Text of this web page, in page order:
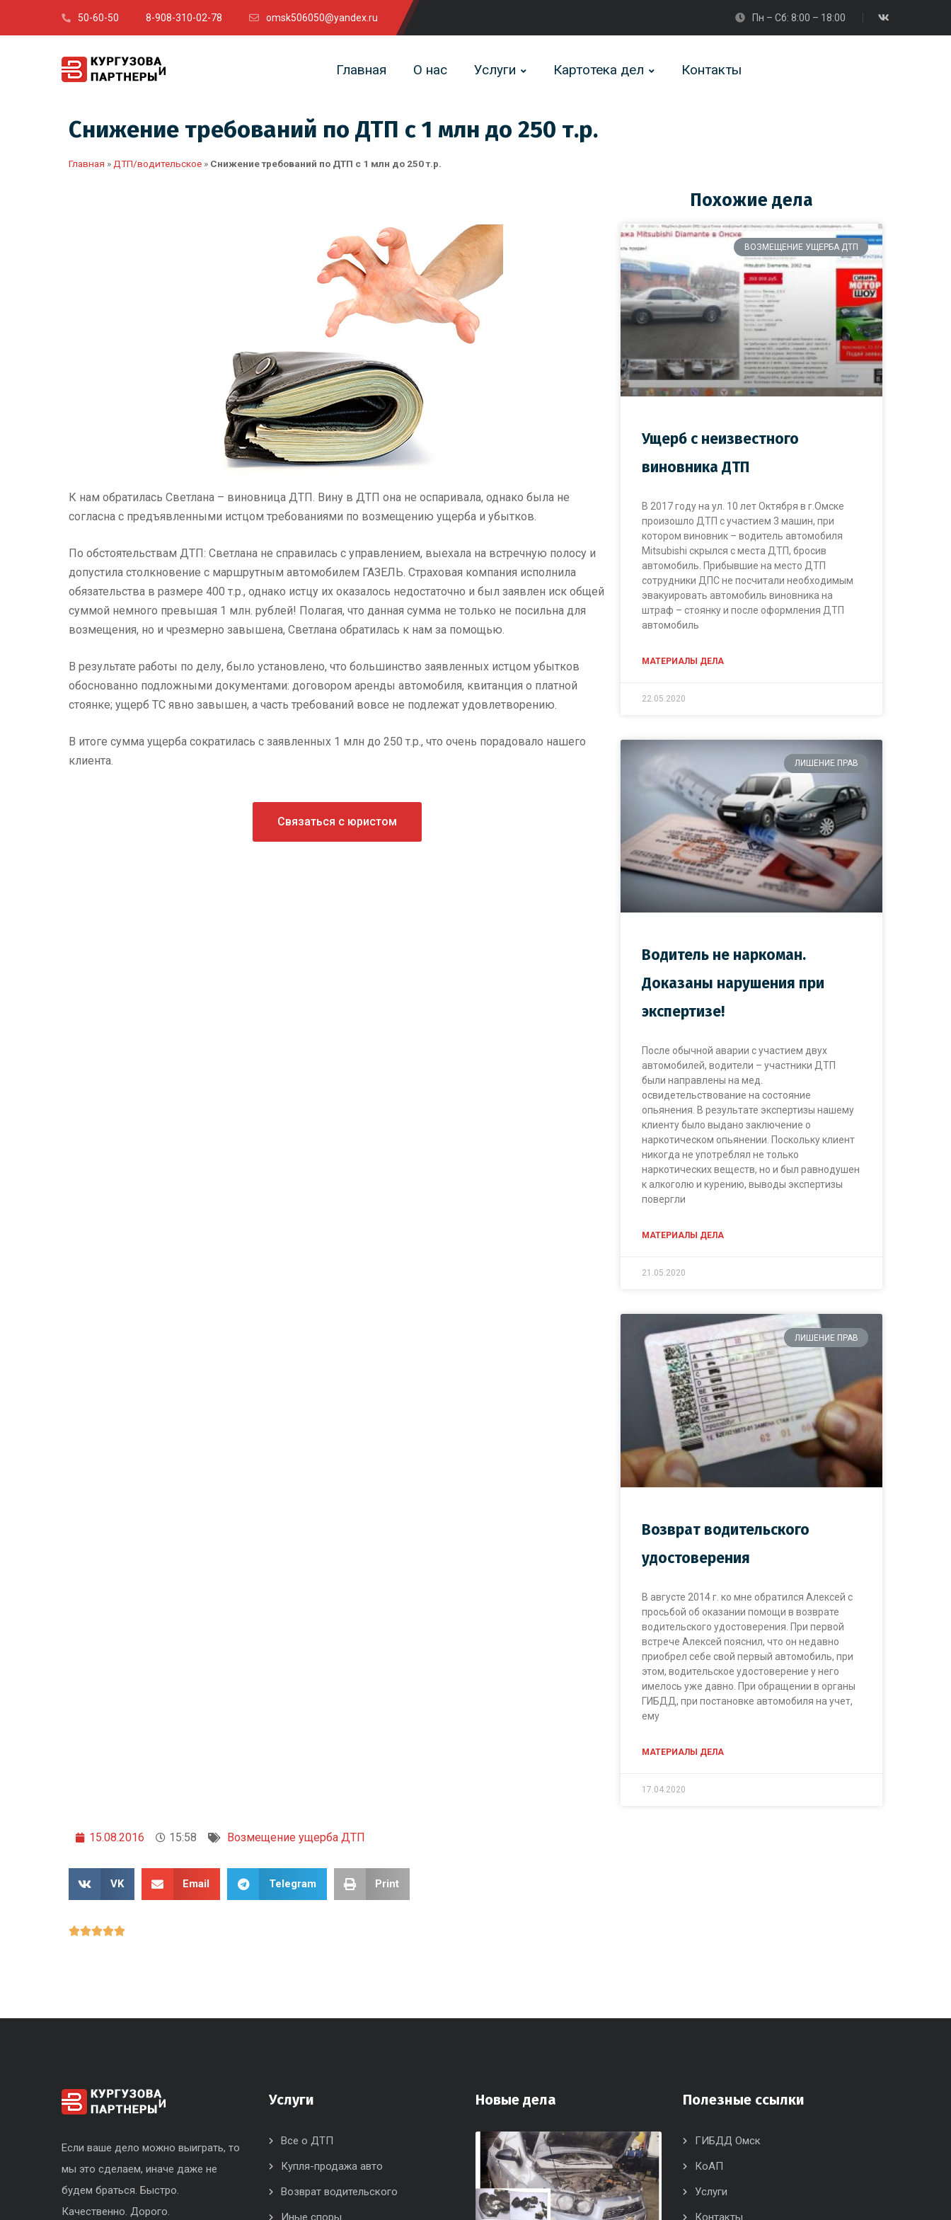
50-60-50 8-908-310-02-78 omsk506050@yandex.ru Пн – Сб: 8:00 – 18:00
Главная О нас Услуги Картотека дел Контакты
Снижение требований по ДТП с 1 млн до 250 т.р.
Главная » ДТП/водительское » Снижение требований по ДТП с 1 млн до 250 т.р.
К нам обратилась Светлана – виновница ДТП. Вину в ДТП она не оспаривала, однако была не
согласна с предъявленными истцом требованиями по возмещению ущерба и убытков.
По обстоятельствам ДТП: Светлана не справилась с управлением, выехала на встречную полосу и
допустила столкновение с маршрутным автомобилем ГАЗЕЛЬ. Страховая компания исполнила
обязательства в размере 400 т.р., однако истцу их оказалось недостаточно и был заявлен иск общей
суммой немного превышая 1 млн. рублей! Полагая, что данная сумма не только не посильна для
возмещения, но и чрезмерно завышена, Светлана обратилась к нам за помощью.
В результате работы по делу, было установлено, что большинство заявленных истцом убытков
обоснованно подложными документами: договором аренды автомобиля, квитанция о платной
стоянке; ущерб ТС явно завышен, а часть требований вовсе не подлежат удовлетворению.
В итоге сумма ущерба сократилась с заявленных 1 млн до 250 т.р., что очень порадовало нашего
клиента.
Связаться с юристом
Похожие дела
ВОЗМЕЩЕНИЕ УЩЕРБА ДТП
Ущерб с неизвестного
виновника ДТП
В 2017 году на ул. 10 лет Октября в г.Омске
произошло ДТП с участием 3 машин, при
котором виновник – водитель автомобиля
Mitsubishi скрылся с места ДТП, бросив
автомобиль. Прибывшие на место ДТП
сотрудники ДПС не посчитали необходимым
эвакуировать автомобиль виновника на
штраф – стоянку и после оформления ДТП
автомобиль
МАТЕРИАЛЫ ДЕЛА
22.05.2020
ЛИШЕНИЕ ПРАВ
Водитель не наркоман.
Доказаны нарушения при
экспертизе!
После обычной аварии с участием двух
автомобилей, водители – участники ДТП
были направлены на мед.
освидетельствование на состояние
опьянения. В результате экспертизы нашему
клиенту было выдано заключение о
наркотическом опьянении. Поскольку клиент
никогда не употреблял не только
наркотических веществ, но и был равнодушен
к алкоголю и курению, выводы экспертизы
повергли
МАТЕРИАЛЫ ДЕЛА
21.05.2020
ЛИШЕНИЕ ПРАВ
Возврат водительского
удостоверения
В августе 2014 г. ко мне обратился Алексей с
просьбой об оказании помощи в возврате
водительского удостоверения. При первой
встрече Алексей пояснил, что он недавно
приобрел себе свой первый автомобиль, при
этом, водительское удостоверение у него
имелось уже давно. При обращении в органы
ГИБДД, при постановке автомобиля на учет,
ему
МАТЕРИАЛЫ ДЕЛА
17.04.2020
15.08.2016 15:58 Возмещение ущерба ДТП
VK Email Telegram Print

Если ваше дело можно выиграть, то
мы это сделаем, иначе даже не
будем браться. Быстро.
Качественно. Дорого.
Услуги
Все о ДТП
Купля-продажа авто
Возврат водительского
Иные споры
Новые дела Полезные ссылки
ГИБДД Омск
КоАП
Услуги
Контакты